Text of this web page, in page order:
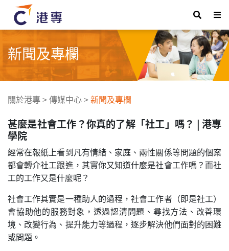
新聞及專欄
關於港專>傳媒中心>新聞及專欄
甚麼是社會工作？你真的了解「社工」嗎？ | 港專
學院
經常在報紙上看到凡有情緒、家庭、兩性關係等問題的個案
都會轉介社工跟進，其實你又知道什麼是社會工作嗎？而社
工的工作又是什麼呢？
社會工作其實是一種助人的過程，社會工作者（即是社工）
會協助他的服務對象，透過認清問題、尋找方法、改善環
境、改變行為、提升能力等過程，逐步解決他們面對的困難
或問題。